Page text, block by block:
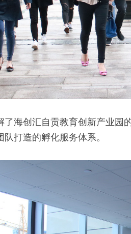
了海创汇自贡教育创新产业园
打造的孵化服务体系。